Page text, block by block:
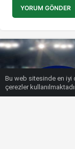
YORUM GÖNDER
Bu web sitesinde en iyi
çerezler